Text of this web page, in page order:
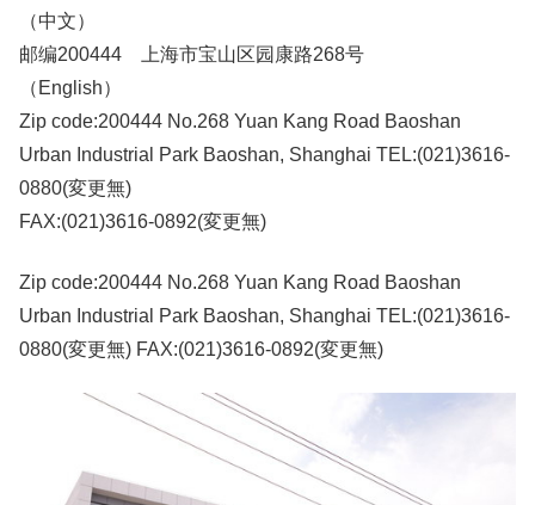
（中文）
邮编200444 上海市宝山区园康路268号
（English）
Zip code:200444 No.268 Yuan Kang Road Baoshan
Urban Industrial Park Baoshan, Shanghai TEL:(021)3616-
0880(変更無)
FAX:(021)3616-0892(変更無)
Zip code:200444 No.268 Yuan Kang Road Baoshan
Urban Industrial Park Baoshan, Shanghai TEL:(021)3616-
0880(変更無) FAX:(021)3616-0892(変更無)